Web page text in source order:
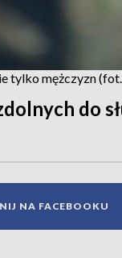
tylko mężczyzn
do
NA FACEBOOKU